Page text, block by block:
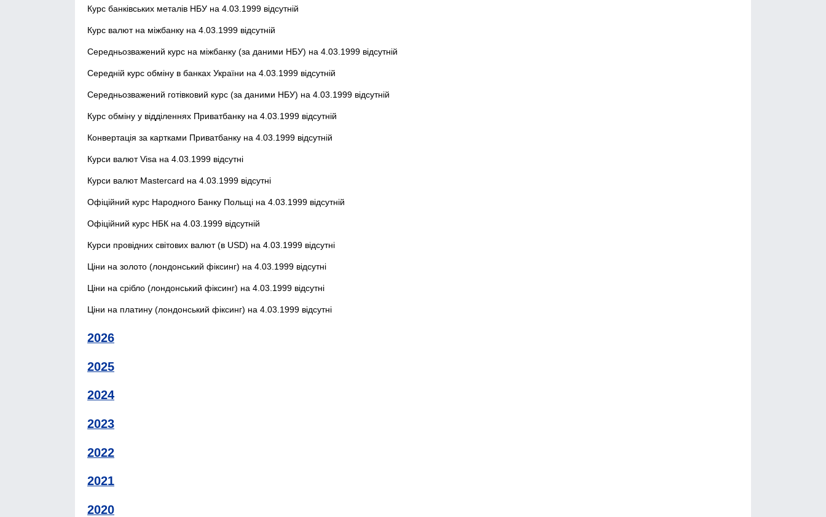
Курс банківських металів НБУ на 4.03.1999 відсутній
Курс валют на міжбанку на 4.03.1999 відсутній
Середньозважений курс на міжбанку (за даними НБУ) на 4.03.1999 відсутній
Середній курс обміну в банках України на 4.03.1999 відсутній
Середньозважений готівковий курс (за даними НБУ) на 4.03.1999 відсутній
Курс обміну у відділеннях Приватбанку на 4.03.1999 відсутній
Конвертація за картками Приватбанку на 4.03.1999 відсутній
Курси валют Visa на 4.03.1999 відсутні
Курси валют Mastercard на 4.03.1999 відсутні
Офіційний курс Народного Банку Польщі на 4.03.1999 відсутній
Офіційний курс НБК на 4.03.1999 відсутній
Курси провідних світових валют (в USD) на 4.03.1999 відсутні
Ціни на золото (лондонський фіксинг) на 4.03.1999 відсутні
Ціни на срібло (лондонський фіксинг) на 4.03.1999 відсутні
Ціни на платину (лондонський фіксинг) на 4.03.1999 відсутні
2026
2025
2024
2023
2022
2021
2020